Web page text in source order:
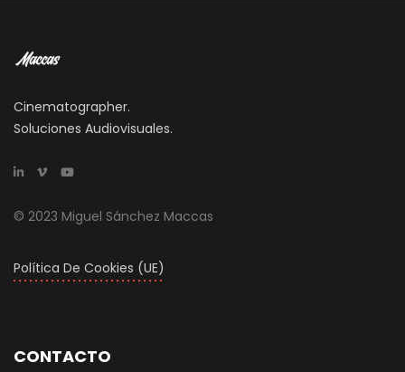
Cinematographer.
Soluciones Audiovisuales.
© 2023 Miguel Sánchez Maccas
Política De Cookies (UE)
CONTACTO